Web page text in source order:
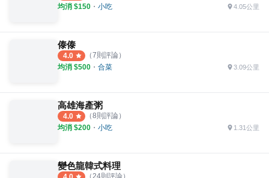
均消 $150 ・ 小吃 4.05公里
傣傣
4.0 （7則評論）
均消 $500 ・ 合菜 3.09公里
高雄海產粥
4.0 （8則評論）
均消 $200 ・ 小吃 1.31公里
變色龍韓式料理
（ 24則評論）